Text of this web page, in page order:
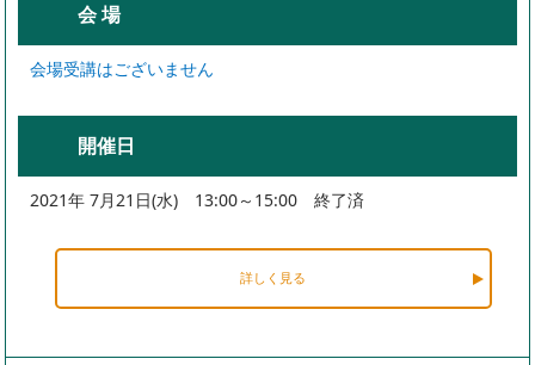
会 場
会場受講はございません
開催日
2021年 7月21日(水) 13:00～15:00 終了済
詳しく見る